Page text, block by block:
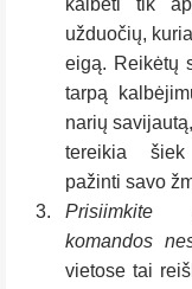
kalbėti tik
užduočių,
eigą. Reikėtų
tarpą
narių
tereikia
pažinti savo
Prisiimkite
komandos
vietose tai